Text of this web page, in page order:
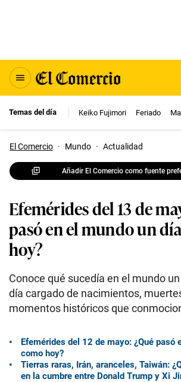
Temas del día Keiko Fujimori Feriado
El Comercio · Mundo · Actualidad
Añadir El Comercio como fuente
Efemérides del 13 de
pasó en el mundo un
hoy?
Conoce qué sucedía en el mundo
día cargado de nacimientos,
momentos históricos que
Efemérides del 12 de mayo: ¿Qué pasó
como hoy?
Tierras raras, Irán, aranceles, Taiwán:
en la cumbre entre Donald Trump y Xi